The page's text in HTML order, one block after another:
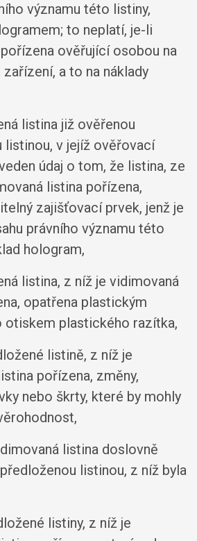
významu této listiny,
to neplatí, je-li
ověřující osobou na
a to na náklady
listina již ověřenou
listinou, v jejíž ověřovací
údaj o tom, že listina, ze
listina pořízena,
zajišťovací prvek, jenž je
právního významu této
hologram,
listina, z níž je vidimovaná
opatřena plastickým
otiskem plastického razítka,
listině, z níž je
pořízena, změny,
nebo škrty, které by mohly
listina doslovně
listinou, z níž byla
listiny, z níž je